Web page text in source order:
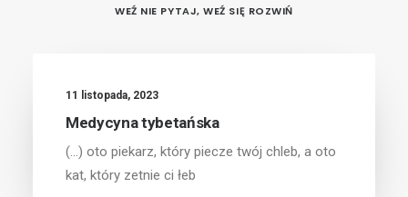
WEŹ NIE PYTAJ, WEŹ SIĘ ROZWIŃ
11 listopada, 2023
Medycyna tybetańska
(...) oto piekarz, który piecze twój chleb, a oto
kat, który zetnie ci łeb